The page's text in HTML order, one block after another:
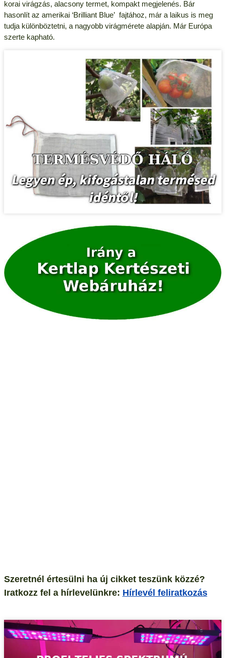
korai virágzás, alacsony termet, kompakt megjelenés. Bár
hasonlít az amerikai ‘Brilliant Blue’ fajtához, már a laikus is meg
tudja különböztetni, a nagyobb virágmérete alapján. Már Európa
szerte kapható.
Szeretnél értesülni ha új cikket teszünk közzé?
Iratkozz fel a hírlevelünkre: Hírlevél feliratkozás